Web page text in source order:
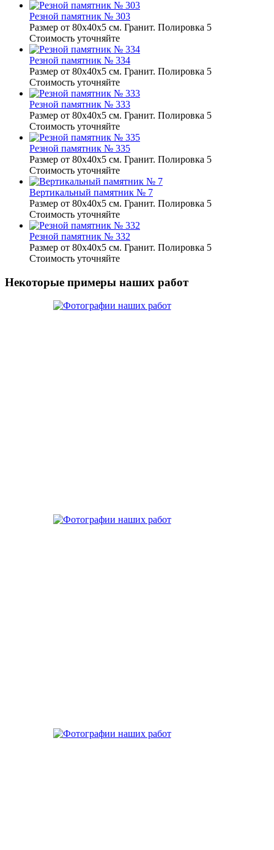
Резной памятник № 303
Размер от 80х40х5 см. Гранит. Полировка 5
Стоимость уточняйте
Резной памятник № 334
Размер от 80х40х5 см. Гранит. Полировка 5
Стоимость уточняйте
Резной памятник № 333
Размер от 80х40х5 см. Гранит. Полировка 5
Стоимость уточняйте
Резной памятник № 335
Размер от 80х40х5 см. Гранит. Полировка 5
Стоимость уточняйте
Вертикальный памятник № 7
Размер от 80х40х5 см. Гранит. Полировка 5
Стоимость уточняйте
Резной памятник № 332
Размер от 80х40х5 см. Гранит. Полировка 5
Стоимость уточняйте
Некоторые примеры наших работ